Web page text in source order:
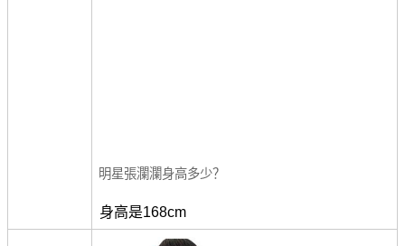
明星張瀾瀾身高多少？
身高是168cm